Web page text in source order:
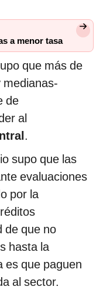
a menor tasa
que más de
medianas-
de
al
.
supo que las
evaluaciones
por la
de que no
hasta la
es que paguen
al sector.